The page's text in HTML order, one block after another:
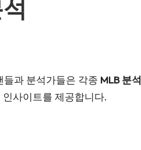
과 분석가들은 각종 MLB 분석
사이트를 제공합니다.